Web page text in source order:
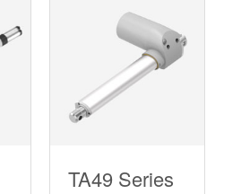
TA49 Series